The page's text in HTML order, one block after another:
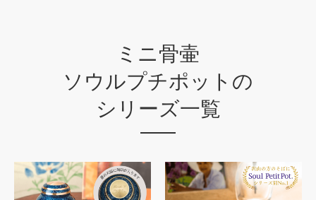
ミニ骨壷
ソウルプチポットの
シリーズ一覧